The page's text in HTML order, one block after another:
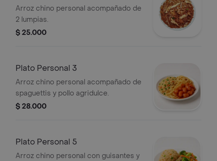
Arroz chino personal acompañado de
2 lumpias.
$ 25.000
Plato Personal 3
Arroz chino personal acompañado de
spaguettis y pollo agridulce.
$ 28.000
Plato Personal 5
Arroz chino personal con guisantes y